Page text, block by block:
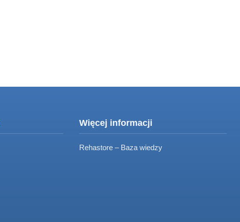
Więcej informacji
Rehastore – Baza wiedzy